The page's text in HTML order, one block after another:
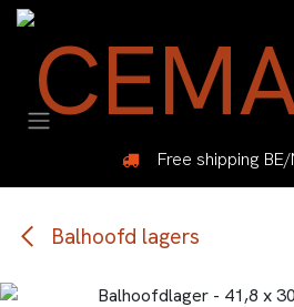
Overslaan naar inhoud
Free shipping
Balhoofd lagers